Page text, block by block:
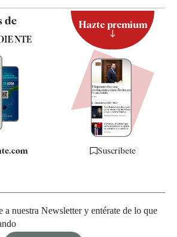
de Hazte premium
Suscríbete
a nuestra Newsletter y entérate de lo que